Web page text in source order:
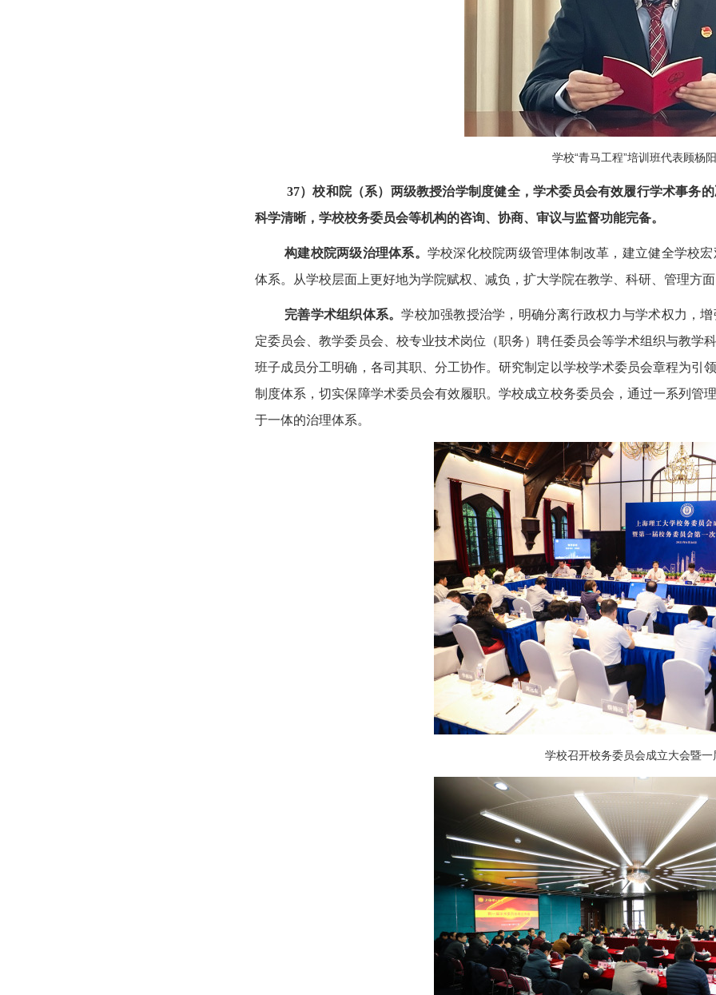
学校“青马工程”培训班代表顾杨
37）校和院（系）两级教授治学制度健全，学术委员会有效履行学术事务
科学清晰，学校校务委员会等机构的咨询、协商、审议与监督功能完备。
构建校院两级治理体系。 学校深化校院两级管理体制改革，建立健全学校
体系。从学校层面上更好地为学院赋权、减负，扩大学院在教学、科研、管理方
完善学术组织体系。学校加强教授治学，明确分离行政权力与学术权力，
定委员会、教学委员会、校专业技术岗位（职务）聘任委员会等学术组织与教学
班子成员分工明确，各司其职、分工协作。研究制定以学校学术委员会章程为引
制度体系，切实保障学术委员会有效履职。学校成立校务委员会，通过一系列管
于一体的治理体系。
学校召开校务委员会成立大会暨